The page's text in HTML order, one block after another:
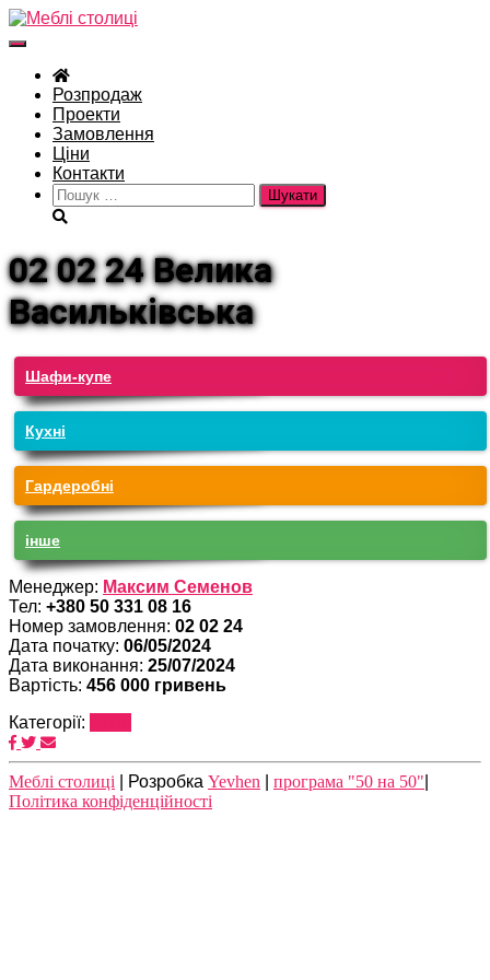
Перемкнути
навігацію
Розпродаж
Проекти
Замовлення
Ціни
Контакти
Пошук:
02 02 24 Велика
Васильківська
Шафи-купе
Кухні
Гардеробні
iнше
Менеджер: Максим Семенов
Тел: +380 50 331 08 16
Номер замовлення: 02 02 24
Дата початку: 06/05/2024
Дата виконання: 25/07/2024
Вартість: 456 000 гривень
Категорії:
Meблі столиці | Розробка Yevhen програма "50 на 50"
Політика конфіденційності